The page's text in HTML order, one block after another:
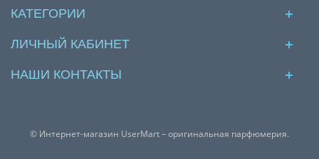
КАТЕГОРИИ
ЛИЧНЫЙ КАБИНЕТ
НАШИ КОНТАКТЫ
© Интернет-магазин UserMart – оригинальная парфюмерия.